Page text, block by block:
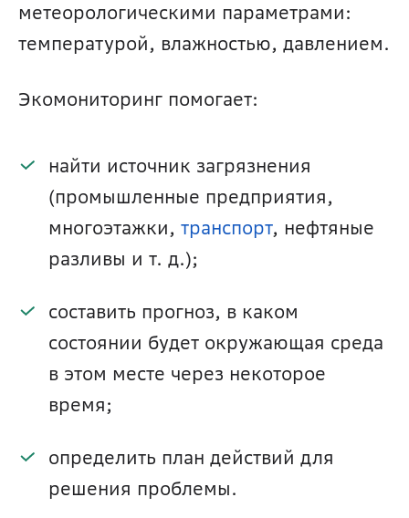
метеорологическими параметрами:
температурой, влажностью, давлением.
Экомониторинг помогает:
найти источник загрязнения
(промышленные предприятия,
многоэтажки, транспорт, нефтяные
разливы и т. д.);
составить прогноз, в каком
состоянии будет окружающая среда
в этом месте через некоторое
время;
определить план действий для
решения проблемы.